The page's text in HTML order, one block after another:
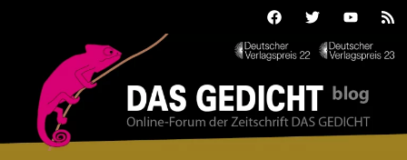
FacebookTwitterYoutube